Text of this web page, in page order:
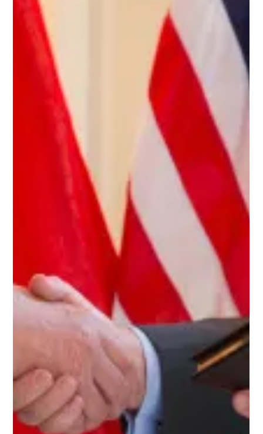
Mats Øieren
31. mai
3 min lesing
Europa må ta ansvar for egen
sikkerhet
Det er noe ubehagelig ved å diskutere atomvåpen.
Det bør det også være. Atomvåpen representerer en
ødeleggelseskraft som gjør at enhver ansvarlig
politisk diskusjon om dem må begynne med alvor,
nøkternhet og respekt for risikoen. Derfor er det